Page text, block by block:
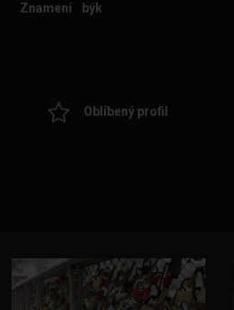
Znamení
býk
Oblíbený profil